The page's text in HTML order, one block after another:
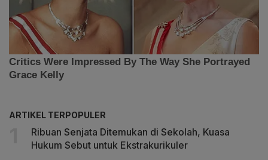
ARTIKEL TERPOPULER
Ribuan Senjata Ditemukan di Sekolah, Kuasa
Hukum Sebut untuk Ekstrakurikuler